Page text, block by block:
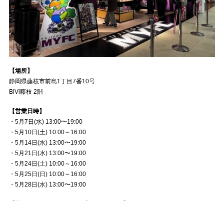
【場所】
静岡県藤枝市前島1丁目7番10号
BiVi藤枝 2階
【営業日時】
・5月7日(水) 13:00〜19:00
・5月10日(土) 10:00～16:00
・5月14日(水) 13:00〜19:00
・5月21日(水) 13:00〜19:00
・5月24日(土) 10:00～16:00
・5月25日(日) 10:00～16:00
・5月28日(水) 13:00〜19:00